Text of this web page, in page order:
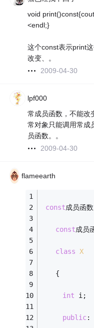
void
<endl;}
这个const表示print
改变、。
2009-04-30
lpf000
常成员函数，不能改
常对象只能调用常成
员函数。。
2009-04-30
flameearth
const成员函数
const成员
class X
{
int i;
public: